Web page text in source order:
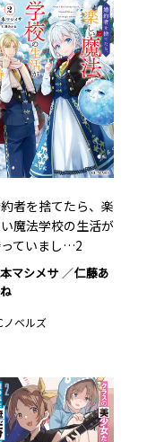
者を捨てたら、楽
い魔法学校の生活が
ていまし…2
マシメサ
仁藤あ
ノベルズ